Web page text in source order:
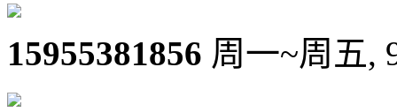
15955381856 周一~周五,